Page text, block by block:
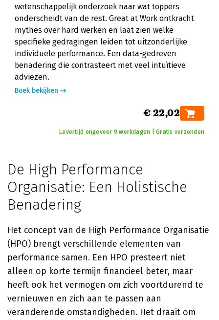
wetenschappelijk onderzoek naar wat toppers
onderscheidt van de rest. Great at Work ontkracht
mythes over hard werken en laat zien welke
specifieke gedragingen leiden tot uitzonderlijke
individuele performance. Een data-gedreven
benadering die contrasteert met veel intuïtieve
adviezen.
Boek bekijken
€ 22,02
Levertijd ongeveer 9 werkdagen | Gratis verzonden
De High Performance
Organisatie: Een Holistische
Benadering
Het concept van de High Performance Organisatie
(HPO) brengt verschillende elementen van
performance samen. Een HPO presteert niet
alleen op korte termijn financieel beter, maar
heeft ook het vermogen om zich voortdurend te
vernieuwen en zich aan te passen aan
veranderende omstandigheden. Het draait om